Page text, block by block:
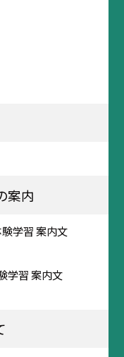
案内
験学習 案内文
学習 案内文